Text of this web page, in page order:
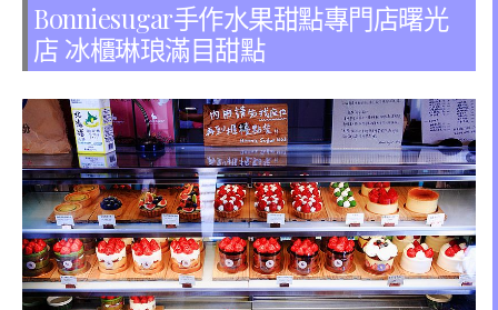
Bonniesugar手作水果甜點專門店曙光
店 冰櫃琳琅滿目甜點